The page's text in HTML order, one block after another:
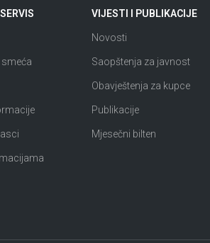
VIJESTI I PUBLIKACIJE
Novosti
Saopštenja za javnost
Obavještenja za kupce
Publikacije
Mjesečni bilten